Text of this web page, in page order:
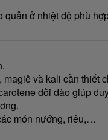
ở nhiệt độ phù
và kali cần thiết
dồi dào giúp
món nướng, riêu,…